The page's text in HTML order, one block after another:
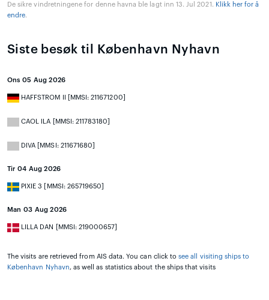
De sikre vindretningene for denne havna ble lagt inn 13. Jul 2021. Klikk her for å
endre.
Siste besøk til København Nyhavn
Ons 05 Aug 2026
HAFFSTROM II [MMSI: 211671200]
CAOL ILA [MMSI: 211783180]
DIVA [MMSI: 211671680]
Tir 04 Aug 2026
PIXIE 3 [MMSI: 265719650]
Man 03 Aug 2026
LILLA DAN [MMSI: 219000657]
The visits are retrieved from AIS data. You can click tosee all visiting ships to
København Nyhavn, as well as statistics about the ships that visits